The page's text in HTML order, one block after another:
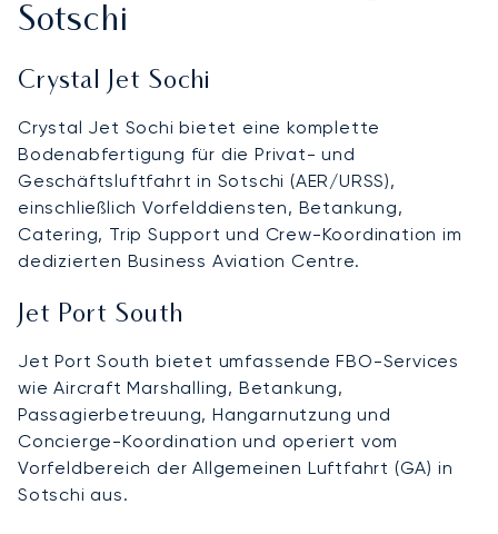
Sotschi
Crystal Jet Sochi
Crystal Jet Sochi bietet eine komplette
Bodenabfertigung für die Privat- und
Geschäftsluftfahrt in Sotschi (AER/URSS),
einschließlich Vorfelddiensten, Betankung,
Catering, Trip Support und Crew-Koordination im
dedizierten Business Aviation Centre.
Jet Port South
Jet Port South bietet umfassende FBO-Services
wie Aircraft Marshalling, Betankung,
Passagierbetreuung, Hangarnutzung und
Concierge-Koordination und operiert vom
Vorfeldbereich der Allgemeinen Luftfahrt (GA) in
Sotschi aus.